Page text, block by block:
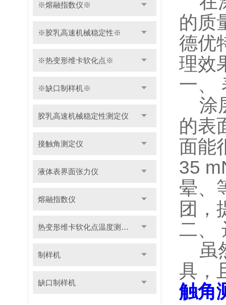
※熔融指数仪※
※胶乳高速机械稳定性※
※热变形维卡软化点※
※缺口制样机※
胶乳高速机械稳定性测定仪
接触角测定仪
液体表界面张力仪
熔融指数仪
热变形维卡软化点温度测定仪
制样机
缺口制样机
的质
德优
理效
一、
涂
的表
面能
35
晕、
团，
二、
虽
具，
触角